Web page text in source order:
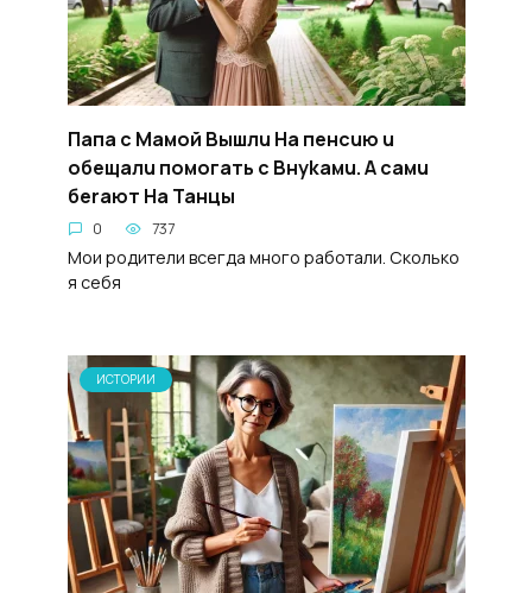
Пaпа c Maмой Bышлu Ha пенcuю u
oбeщалu пoмoгать c Bнykaмu. А caмu
бeraют Ha Taнцы
0 737
Мои родители всегда много работали. Сколько
я себя
ИСТОРИИ